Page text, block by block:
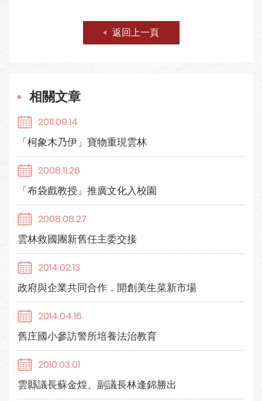
返回上一頁
相關文章
2011.09.14
「柯象木乃伊」寶物重現雲林
2008.11.26
「布袋戲教授」推廣文化入校園
2008.08.27
雲林救國團新舊任主委交接
2014.02.13
政府與企業共同合作．開創美生菜新市場
2014.04.16
舊庄國小參訪警所培養法治教育
2010.03.01
雲縣議長蘇金煌、副議長林逢錦勝出